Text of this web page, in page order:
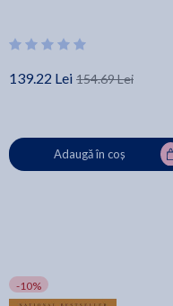
139.22 Lei 154.69 Lei
Adaugă în coș
-10%